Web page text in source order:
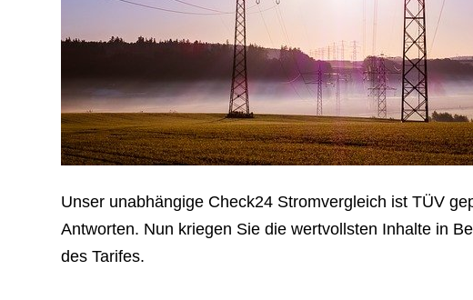
Unser unabhängige Check24 Stromvergleich ist TÜV
Antworten. Nun kriegen Sie die wertvollsten Inhalte in
des Tarifes.